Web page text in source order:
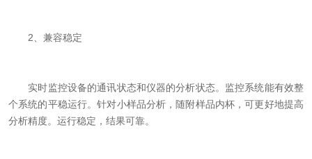
2、兼容稳定
实时监控设备的通讯状态和仪器的分析状态。监控系统能有效整
个系统的平稳运行。针对小样品分析，随附样品内杯，可更好地提高
分析精度。运行稳定，结果可靠。